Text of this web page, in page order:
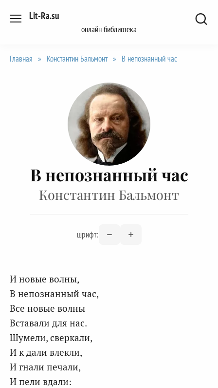
Lit-Ra.su
онлайн библиотека
Главная » Константин Бальмонт » В непознанный час
В непознанный час
Константин Бальмонт
шрифт:
И новые волны,
В непознанный час,
Все новые волны
Вставали для нас.
Шумели, сверкали,
И к дали влекли,
И гнали печали,
И пели вдали: